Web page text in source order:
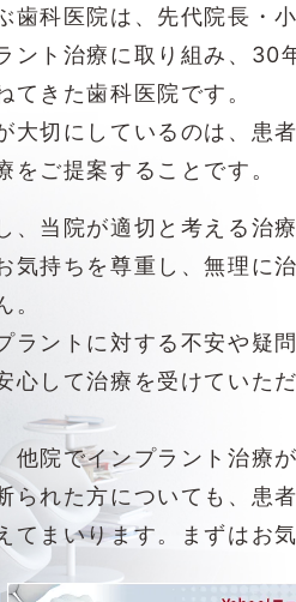
歯科医院は、先代院長・
ント治療に取り組み、30
てきた歯科医院です。
大切にしているのは、患
をご提案することです。
、当院が適切と考える治
気持ちを尊重し、無理に
。
ラントに対する不安や疑
心して治療を受けていた
他院でインプラント治療
られた方についても、患
てまいります。まずはお